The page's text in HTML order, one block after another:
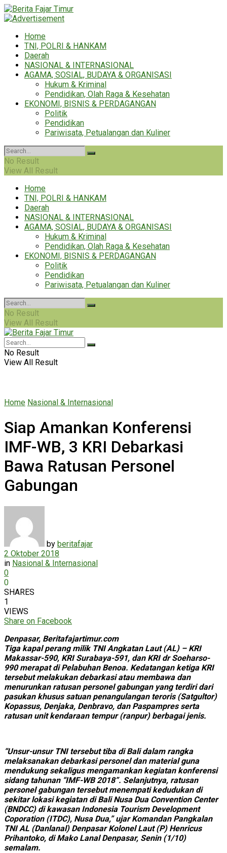
Home
TNI, POLRI & HANKAM
Daerah
NASIONAL & INTERNASIONAL
AGAMA, SOSIAL, BUDAYA & ORGANISASI
Hukum & Kriminal
Pendidikan, Olah Raga & Kesehatan
EKONOMI, BISNIS & PERDAGANGAN
Politik
Pendidikan
Pariwisata, Petualangan dan Kuliner
No Result
View All Result
Home
TNI, POLRI & HANKAM
Daerah
NASIONAL & INTERNASIONAL
AGAMA, SOSIAL, BUDAYA & ORGANISASI
Hukum & Kriminal
Pendidikan, Olah Raga & Kesehatan
EKONOMI, BISNIS & PERDAGANGAN
Politik
Pendidikan
Pariwisata, Petualangan dan Kuliner
No Result
View All Result
No Result
View All Result
Home Nasional & Internasional
Siap Amankan Konferensi
IMF-WB, 3 KRI Debarkasi
Bawa Ratusan Personel
Gabungan
by beritafajar
2 Oktober 2018
in Nasional & Internasional
0
0
SHARES
1
VIEWS
Share on Facebook
Denpasar, Beritafajartimur.com
Tiga kapal perang milik TNI Angkatan Laut (AL) – KRI
Makassar-590, KRI Surabaya-591, dan KRI dr Soeharso-
990 merapat di Pelabuhan Benoa. Kedatangan ketiga KRI
tersebut melakukan debarkasi atau membawa dan
menurunkan ratusan personel gabungan yang terdiri dari
pasukan khusus satuan penangulangan teroris (Satgultor)
Kopassus, Denjaka, Denbravo, dan Paspampres serta
ratusan unit kendaraan tempur (ranpur) berbagai jenis.
“Unsur-unsur TNI tersebut tiba di Bali dalam rangka
melaksanakan debarkasi personel dan material guna
mendukung sekaligus mengamankan kegiatan konferensi
sidang tahunan “IMF-WB 2018”. Selanjutnya, ratusan
personel gabungan tersebut menempati kedudukan di
sekitar lokasi kegiatan di Bali Nusa Dua Convention Center
(BNDCC) di kawasan Indonesia Tourism Development
Coporation (ITDC), Nusa Dua,” ujar Komandan Pangkalan
TNI AL (Danlanal) Denpasar Kolonel Laut (P) Henricus
Prihantoko, di Mako Lanal Denpasar, Senin (1/10)
semalam.